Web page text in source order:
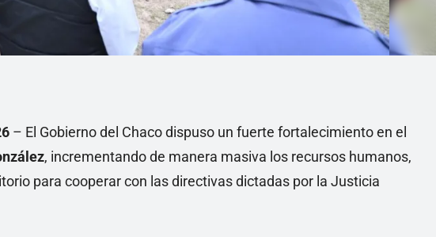
– El Gobierno del Chaco dispuso un fuerte fortalecimiento en el
, incrementando de manera masiva los recursos humanos,
para cooperar con las directivas dictadas por la Justicia